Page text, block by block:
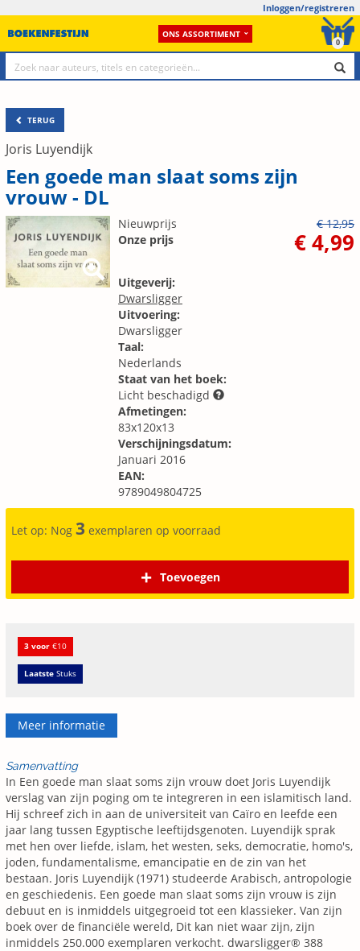
Inloggen/registreren
ONS ASSORTIMENT
0
TERUG
Joris Luyendijk
Een goede man slaat soms zijn
vrouw - DL
Nieuwprijs
€ 12,95
Onze prijs
€ 4,99
Uitgeverij:
Dwarsligger
Uitvoering:
Dwarsligger
Taal:
Nederlands
Staat van het boek:
Licht beschadigd
Afmetingen:
83x120x13
Verschijningsdatum:
Januari 2016
EAN:
9789049804725
Let op: Nog 3 exemplaren op voorraad
Toevoegen
3 voor €10
Laatste Stuks
Meer informatie
Samenvatting
In Een goede man slaat soms zijn vrouw doet Joris Luyendijk
verslag van zijn poging om te integreren in een islamitisch land.
Hij schreef zich in aan de universiteit van Caïro en leefde een
jaar lang tussen Egyptische leeftijdsgenoten. Luyendijk sprak
met hen over liefde, islam, het westen, seks, democratie, homo's,
joden, fundamentalisme, emancipatie en de zin van het
bestaan. Joris Luyendijk (1971) studeerde Arabisch, antropologie
en geschiedenis. Een goede man slaat soms zijn vrouw is zijn
debuut en is inmiddels uitgegroeid tot een klassieker. Van zijn
boek over de financiële wereld, Dit kan niet waar zijn, zijn
inmiddels 250.000 exemplaren verkocht. dwarsligger® 388